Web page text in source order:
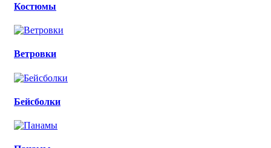
Костюмы
Ветровки
Бейсболки